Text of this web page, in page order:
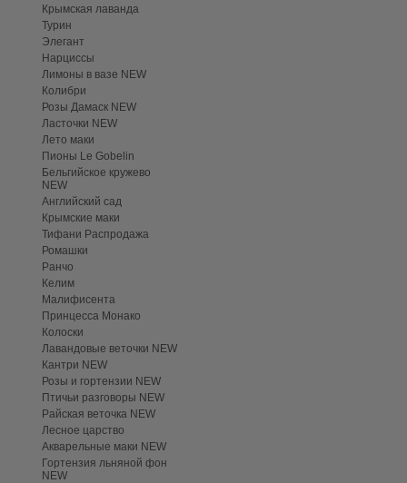
Крымская лаванда
Турин
Элегант
Нарциссы
Лимоны в вазе NEW
Колибри
Розы Дамаск NEW
Ласточки NEW
Лето маки
Пионы Le Gobelin
Бельгийское кружево
NEW
Английский сад
Крымские маки
Тифани Распродажа
Ромашки
Ранчо
Келим
Малифисента
Принцесса Монако
Колоски
Лавандовые веточки NEW
Кантри NEW
Розы и гортензии NEW
Птичьи разговоры NEW
Райская веточка NEW
Лесное царство
Акварельные маки NEW
Гортензия льняной фон
NEW